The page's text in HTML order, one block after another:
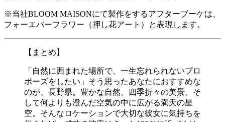
※当社BLOOM MAISONにて製作をするアフターブーケは、
フォーエバーフラワー（押し花アート）と表現します。
【まとめ】
「自然に囲まれた場所で、一生忘れられないプロ
ポーズをしたい」そう思ったあなたにおすすめな
のが、長野県。豊かな自然、四季折々の美景、そ
して何よりも澄んだ空気の中に広がる満天の星
空。そんなロケーションで大切な彼女に気持ちを